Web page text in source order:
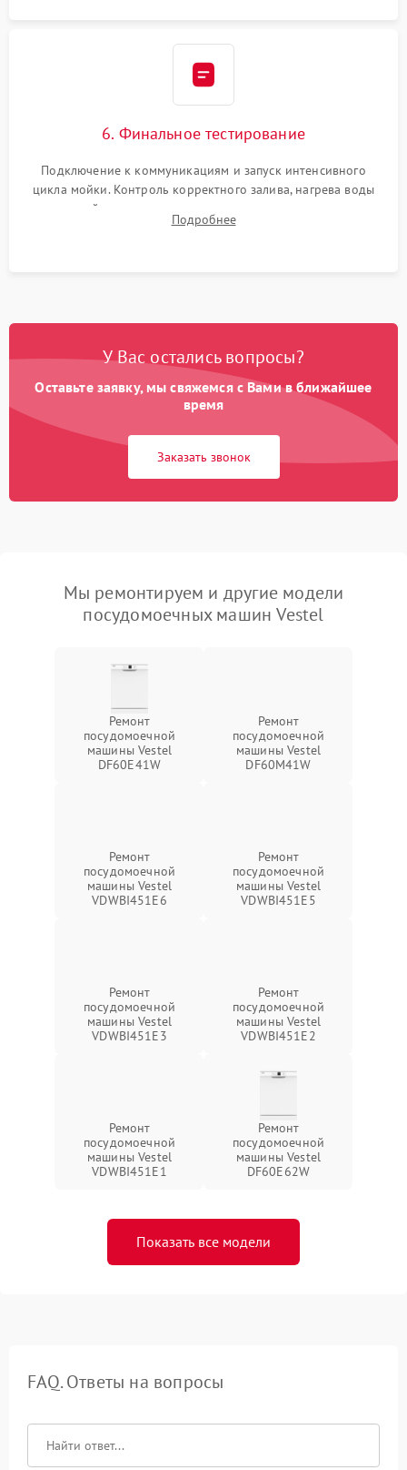
6. Финальное тестирование
Подключение к коммуникациям и запуск интенсивного
цикла мойки. Контроль корректного залива, нагрева воды
до нужной температуры, отсутствия посторонних шумов,
штатного слива и абсолютной сухости в поддоне.
Подробнее
У Вас остались вопросы?
Оставьте заявку, мы свяжемся с Вами в ближайшее
время
Заказать звонок
Мы ремонтируем и другие модели
посудомоечных машин Vestel
Ремонт
посудомоечной
машины Vestel
DF60E41W
Ремонт
посудомоечной
машины Vestel
DF60M41W
Ремонт
посудомоечной
машины Vestel
VDWBI451E6
Ремонт
посудомоечной
машины Vestel
VDWBI451E5
Ремонт
посудомоечной
машины Vestel
VDWBI451E3
Ремонт
посудомоечной
машины Vestel
VDWBI451E2
Ремонт
посудомоечной
машины Vestel
VDWBI451E1
Ремонт
посудомоечной
машины Vestel
DF60E62W
Показать все модели
FAQ. Ответы на вопросы